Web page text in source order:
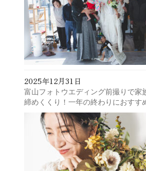
2025年12月31日
富山フォトウエディング前撮りで家
締めくくり！一年の終わりにおすす